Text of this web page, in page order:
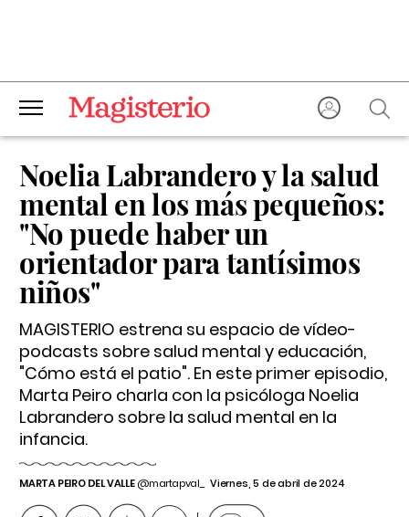
Noelia Labrandero y la salud
mental en los más pequeños:
"No puede haber un
orientador para tantísimos
niños"
MAGISTERIO estrena su espacio de vídeo-
podcasts sobre salud mental y educación,
"Cómo está el patio". En este primer episodio,
Marta Peiro charla con la psicóloga Noelia
Labrandero sobre la salud mental en la
infancia.
MARTA PEIRO DEL VALLE@martapval_ Viernes, 5 de abril de 2024